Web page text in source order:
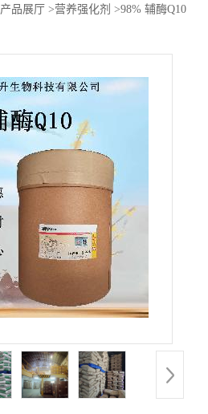
产品展厅 >营养强化剂 >98% 辅酶Q10